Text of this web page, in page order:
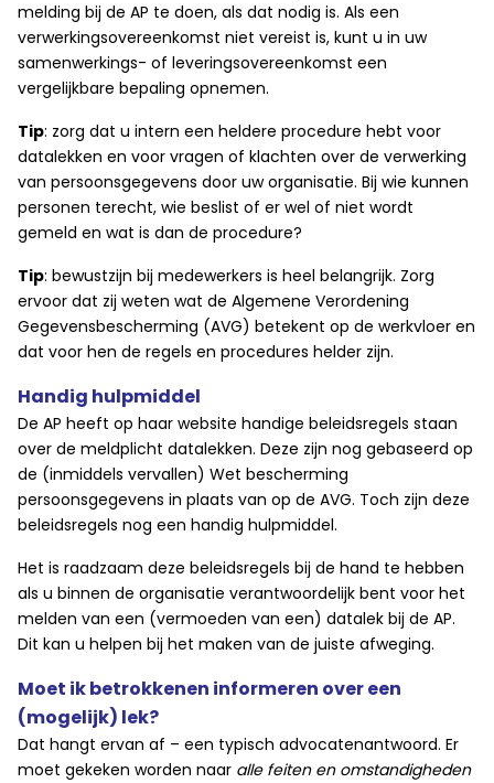
melding bij de AP te doen, als dat nodig is. Als een
verwerkingsovereenkomst niet vereist is, kunt u in uw
samenwerkings- of leveringsovereenkomst een
vergelijkbare bepaling opnemen.
Tip: zorg dat u intern een heldere procedure hebt voor
datalekken en voor vragen of klachten over de verwerking
van persoonsgegevens door uw organisatie. Bij wie kunnen
personen terecht, wie beslist of er wel of niet wordt
gemeld en wat is dan de procedure?
Tip: bewustzijn bij medewerkers is heel belangrijk. Zorg
ervoor dat zij weten wat de Algemene Verordening
Gegevensbescherming (AVG) betekent op de werkvloer en
dat voor hen de regels en procedures helder zijn.
Handig hulpmiddel
De AP heeft op haar website handige beleidsregels staan
over de meldplicht datalekken. Deze zijn nog gebaseerd op
de (inmiddels vervallen) Wet bescherming
persoonsgegevens in plaats van op de AVG. Toch zijn deze
beleidsregels nog een handig hulpmiddel.
Het is raadzaam deze beleidsregels bij de hand te hebben
als u binnen de organisatie verantwoordelijk bent voor het
melden van een (vermoeden van een) datalek bij de AP.
Dit kan u helpen bij het maken van de juiste afweging.
Moet ik betrokkenen informeren over een
(mogelijk) lek?
Dat hangt ervan af – een typisch advocatenantwoord. Er
moet gekeken worden naar alle feiten en omstandigheden